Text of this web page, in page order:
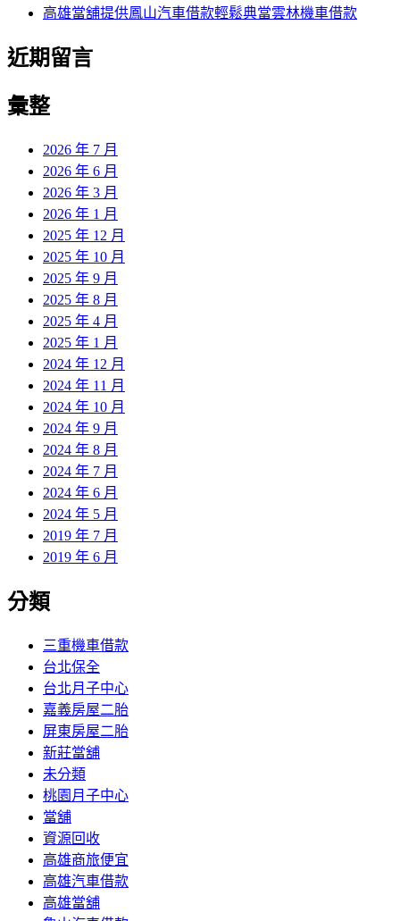
高雄當舖提供鳳山汽車借款輕鬆典當雲林機車借款
近期留言
彙整
2026 年 7 月
2026 年 6 月
2026 年 3 月
2026 年 1 月
2025 年 12 月
2025 年 10 月
2025 年 9 月
2025 年 8 月
2025 年 4 月
2025 年 1 月
2024 年 12 月
2024 年 11 月
2024 年 10 月
2024 年 9 月
2024 年 8 月
2024 年 7 月
2024 年 6 月
2024 年 5 月
2019 年 7 月
2019 年 6 月
分類
三重機車借款
台北保全
台北月子中心
嘉義房屋二胎
屏東房屋二胎
新莊當舖
未分類
桃園月子中心
當舖
資源回收
高雄商旅便宜
高雄汽車借款
高雄當舖